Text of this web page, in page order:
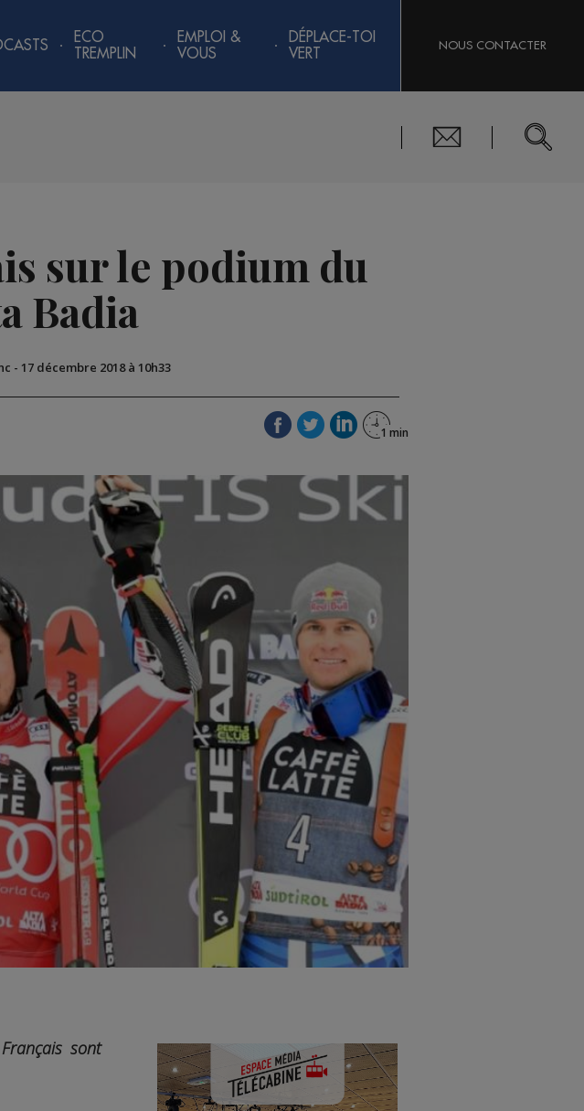
ECO
TREMPLIN
EMPLOI &
VOUS
DÉPLACE-TOI
VERT
NOUS CONTACTER
sur le podium du
Badia
- 17 décembre 2018 à 10h33
sont